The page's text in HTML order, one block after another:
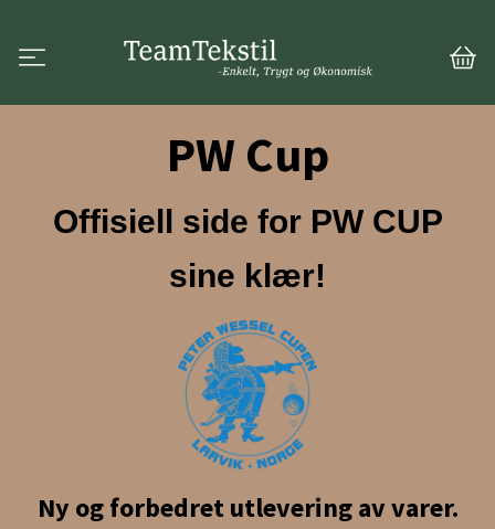
PW Cup
Offisiell side for PW CUP
sine klær!
Ny og forbedret utlevering av varer.